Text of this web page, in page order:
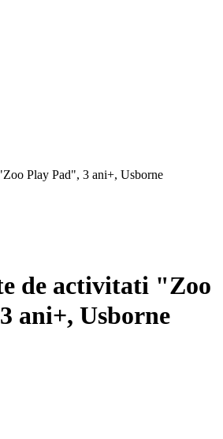
Play Pad", 3 ani+, Usborne
de activitati "Zoo
ani+, Usborne